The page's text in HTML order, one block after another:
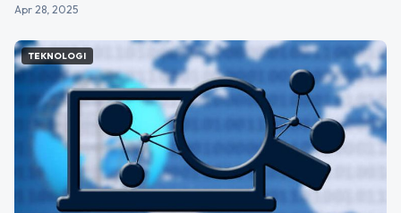
Apr 28, 2025
TEKNOLOGI